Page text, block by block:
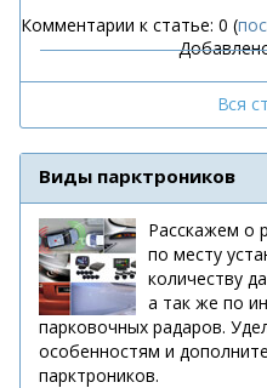
Комментарии к статье: 0 (
Вся
Виды парктроников
Расскажем о
по месту
количеству
а так же по
парковочных радаров.
особенностям и
парктроников.